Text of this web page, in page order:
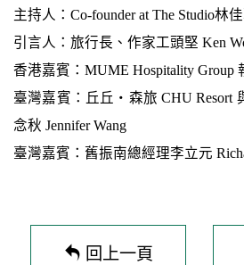
主持人：Co-founder at The Studio林
引言人：旅行長、作家工頭堅 Ken
香港嘉賓：MUME Hospitality Group
臺灣嘉賓：丘丘‧森旅 CHU Resort
念秋 Jennifer Wang
臺灣嘉賓：舊振南總經理李立元
回上一頁